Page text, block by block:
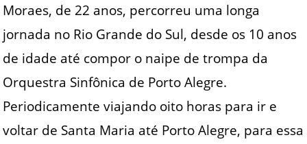
Moraes, de 22 anos, percorreu uma longa
jornada no Rio Grande do Sul, desde os 10 anos
de idade até compor o naipe de trompa da
Orquestra Sinfônica de Porto Alegre.
Periodicamente viajando oito horas para ir e
voltar de Santa Maria até Porto Alegre, para essa